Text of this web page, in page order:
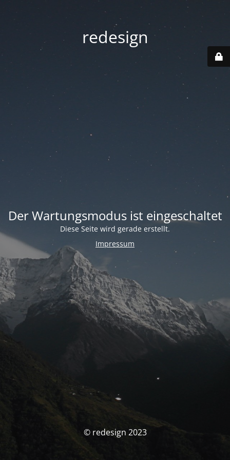
redesign
Der Wartungsmodus ist eingeschaltet
Diese Seite wird gerade erstellt.
Impressum
© redesign 2023